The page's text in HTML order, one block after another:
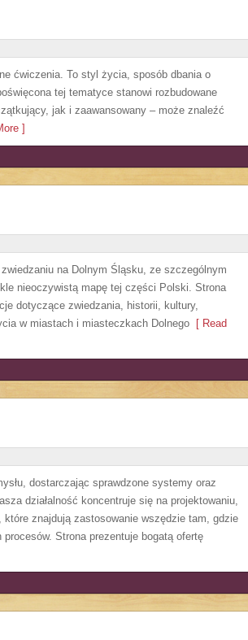
ćwiczenia. To styl życia, sposób dbania o
tej tematyce stanowi rozbudowane
jak i zaawansowany – może znaleźć
]
na Dolnym Śląsku, ze szczególnym
nieoczywistą mapę tej części Polski. Strona
dotyczące zwiedzania, historii, kultury,
w miastach i miasteczkach Dolnego [ Read
dostarczając sprawdzone systemy oraz
działalność koncentruje się na projektowaniu,
znajdują zastosowanie wszędzie tam, gdzie
Strona prezentuje bogatą ofertę